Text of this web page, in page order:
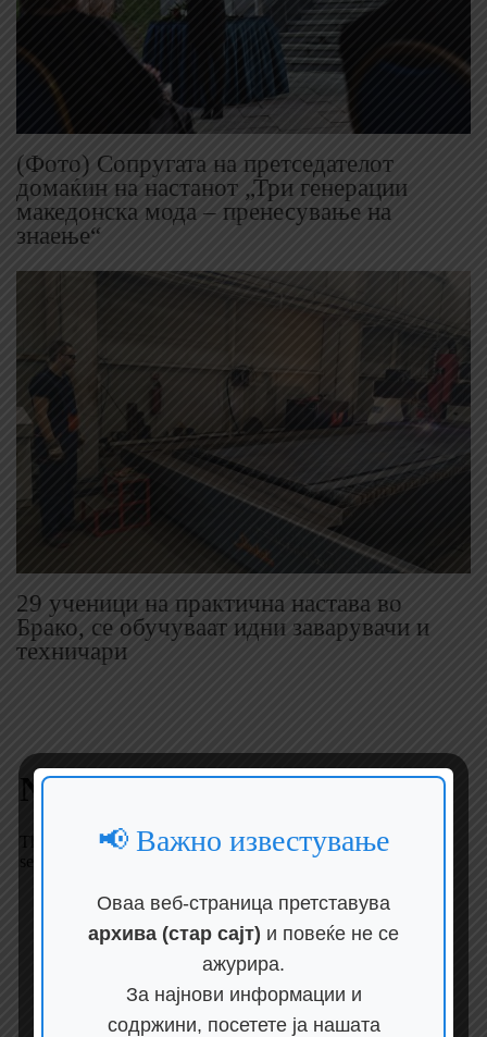
(Фото) Сопругата на претседателот
домаќин на настанот „Три генерации
македонска мода – пренесување на
знаење“
29 ученици на практична настава во
Брако, се обучуваат идни заварувачи и
техничари
📢 Важно известување
Оваа веб-страница претставува
архива (стар сајт) и повеќе не се
ажурира.
За најнови информации и
содржини, посетете ја нашата